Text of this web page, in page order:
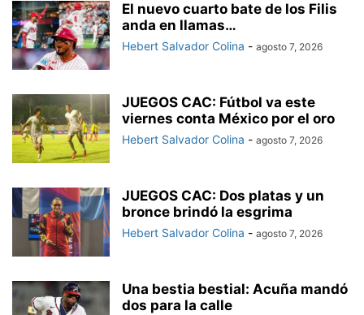
El nuevo cuarto bate de los Filis
anda en llamas…
Hebert Salvador Colina - agosto 7, 2026
JUEGOS CAC: Fútbol va este
viernes conta México por el oro
Hebert Salvador Colina - agosto 7, 2026
JUEGOS CAC: Dos platas y un
bronce brindó la esgrima
Hebert Salvador Colina - agosto 7, 2026
Una bestia bestial: Acuña mandó
dos para la calle